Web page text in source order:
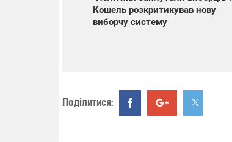
Кошель розкритикував нову
виборчу систему
Поділитися: